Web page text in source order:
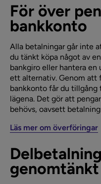
För över
bankkonto
Alla betalningar går inte
du tänkt köpa något av
bankgiro eller hantera
ett alternativ. Genom att
bankkonto får du
lägena. Det gör att
behövs, oavsett
Läs mer om överföringar